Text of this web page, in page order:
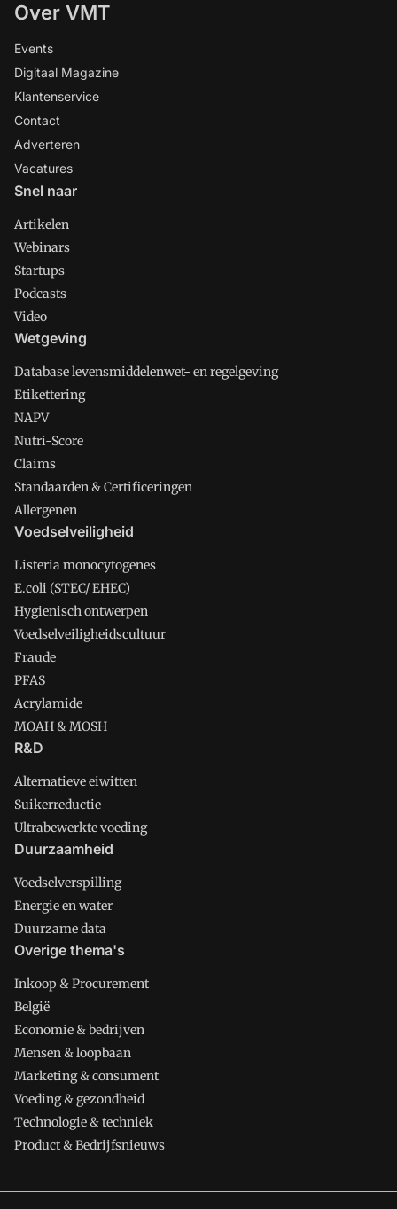
Over VMT
Events
Digitaal Magazine
Klantenservice
Contact
Adverteren
Vacatures
Snel naar
Artikelen
Webinars
Startups
Podcasts
Video
Wetgeving
Database levensmiddelenwet- en regelgeving
Etikettering
NAPV
Nutri-Score
Claims
Standaarden & Certificeringen
Allergenen
Voedselveiligheid
Listeria monocytogenes
E.coli (STEC/ EHEC)
Hygienisch ontwerpen
Voedselveiligheidscultuur
Fraude
PFAS
Acrylamide
MOAH & MOSH
R&D
Alternatieve eiwitten
Suikerreductie
Ultrabewerkte voeding
Duurzaamheid
Voedselverspilling
Energie en water
Duurzame data
Overige thema's
Inkoop & Procurement
België
Economie & bedrijven
Mensen & loopbaan
Marketing & consument
Voeding & gezondheid
Technologie & techniek
Product & Bedrijfsnieuws